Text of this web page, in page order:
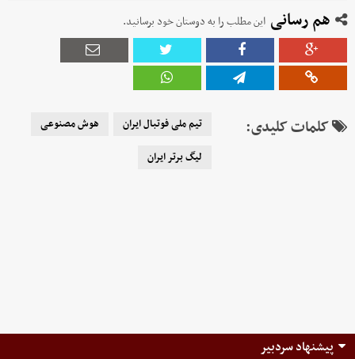
هم رسانی این مطلب را به دوستان خود برسانید.
کلمات کلیدی: تیم ملی فوتبال ایران
هوش مصنوعی
لیگ برتر ایران
پیشنهاد سردبیر